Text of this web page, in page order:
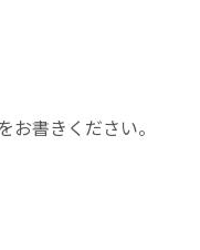
お書きください。